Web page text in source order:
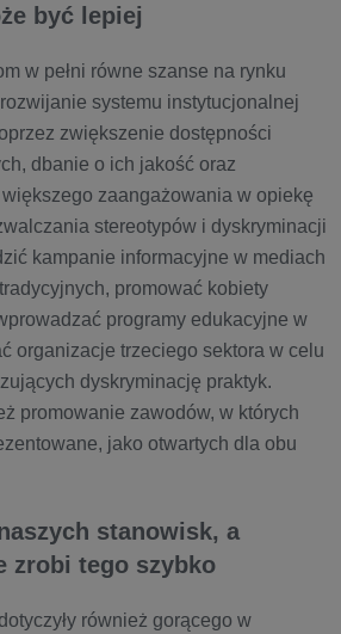
być lepiej
w pełni równe szanse na rynku
systemu instytucjonalnej
zwiększenie dostępności
dbanie o ich jakość oraz
zaangażowania w opiekę
stereotypów i dyskryminacji
kampanie informacyjne w mediach
promować kobiety
programy edukacyjne w
organizacje trzeciego sektora w celu
dyskryminację praktyk.
promowanie zawodów, w których
jako otwartych dla obu
stanowisk, a
zrobi tego szybko
również gorącego w